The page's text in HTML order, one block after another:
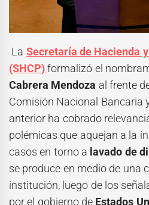
La Secretaría de Hacienda
(SHCP) formalizó el
Cabrera Mendoza al frente
Comisión Nacional Bancaria
anterior ha cobrado
polémicas que aquejan a la
casos en torno a lavado de
se produce en medio de una
institución, luego de los
por el gobierno de Estados